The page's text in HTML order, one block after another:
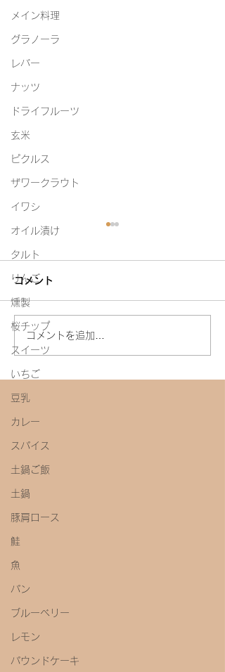
メイン料理
グラノーラ
レバー
ナッツ
ドライフルーツ
玄米
ピクルス
ザワークラウト
イワシ
オイル漬け
タルト
りんご
燻製
桜チップ
スイーツ
いちご
豆乳
カレー
スパイス
土鍋ご飯
土鍋
豚肩ロース
鮭
魚
パン
ブルーベリー
レモン
パウンドケーキ
今年初めての味噌教室
コメント
コメントを追加…